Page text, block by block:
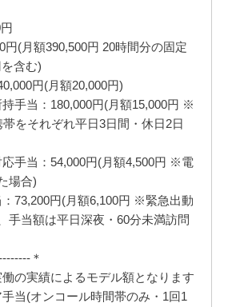
円(月額390,500円 20時間分の固定
含む)
円(月額20,000円)
持手当：180,000円(月額15,000円 ※
をそれぞれ平日3日間・休日2日
応手当：54,000円(月額4,500円 ※電
場合)
：73,200円(月額6,100円 ※緊急出動
手当額は平日深夜・60分未満訪問
＊
の実績によるモデル額となります
当(オンコール時間帯のみ・1回1